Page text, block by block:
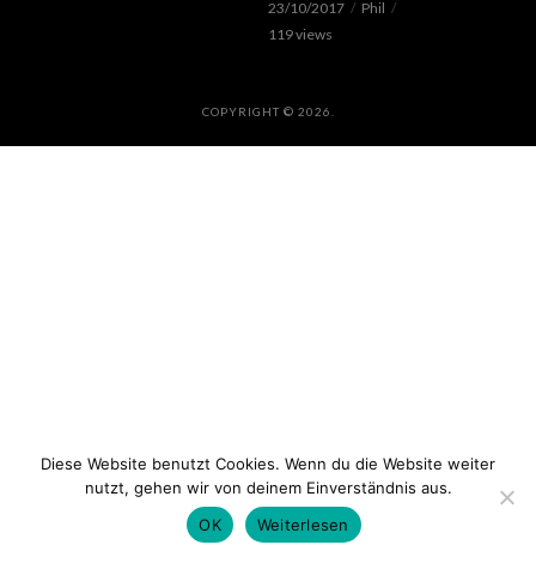
23/10/2017
Phil
119 views
COPYRIGHT © 2026.
Diese Website benutzt Cookies. Wenn du die Website weiter
nutzt, gehen wir von deinem Einverständnis aus.
OK
Weiterlesen